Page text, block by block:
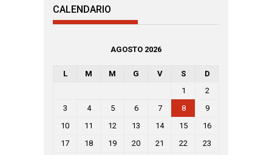
CALENDARIO
AGOSTO 2026
L M M G V S
D
1
2
3
4 5 6 7 8
9
10
11 12 13 14 15
16
17
18 19 20 21 22
23